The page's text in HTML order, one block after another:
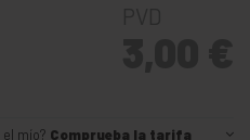
mío? Comprueba la tarifa